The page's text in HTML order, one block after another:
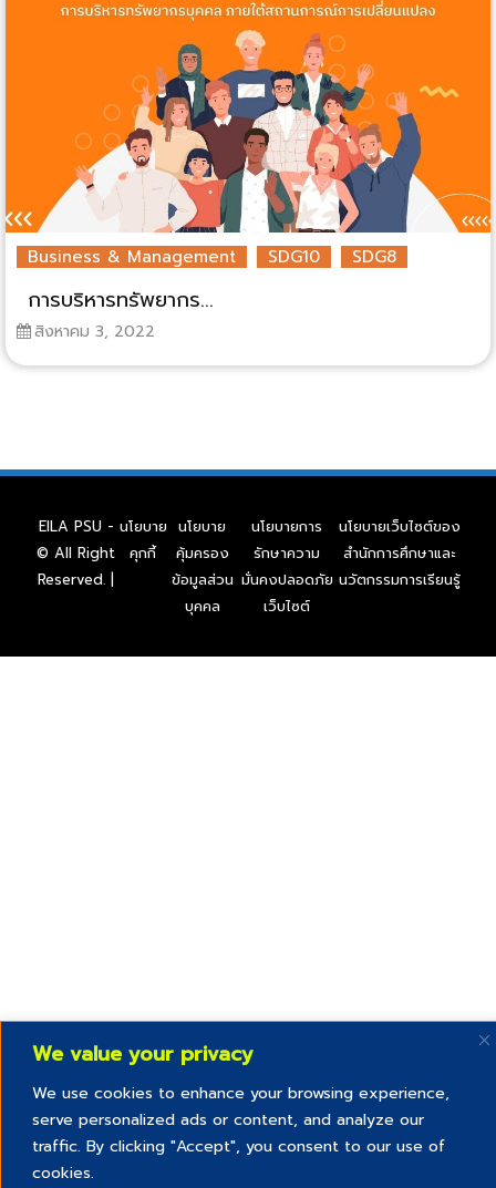
We value your privacy
We use cookies to enhance your browsing experience,
serve personalized ads or content, and analyze our
traffic. By clicking "Accept", you consent to our use of
cookies.
Business & Management SDG10 SDG8
การบริหารทรัพยากร...
สิงหาคม 3, 2022
EILA PSU -
© All Right
Reserved. |
นโยบาย
คุกกี้
นโยบาย
คุ้มครอง
ข้อมูลส่วน
บุคคล
นโยบายการ
รักษาความ
มั่นคงปลอดภัย
เว็บไซต์
นโยบายเว็บไซต์ของ
สำนักการศึกษาและ
นวัตกรรมการเรียนรู้